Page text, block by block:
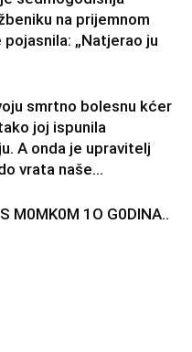
na prijemnom
„Natjerao ju
smrtno bolesnu kćer
joj ispunila
A onda je upravitelj
vrata naše...
M0MK0M 1O G0DINA..